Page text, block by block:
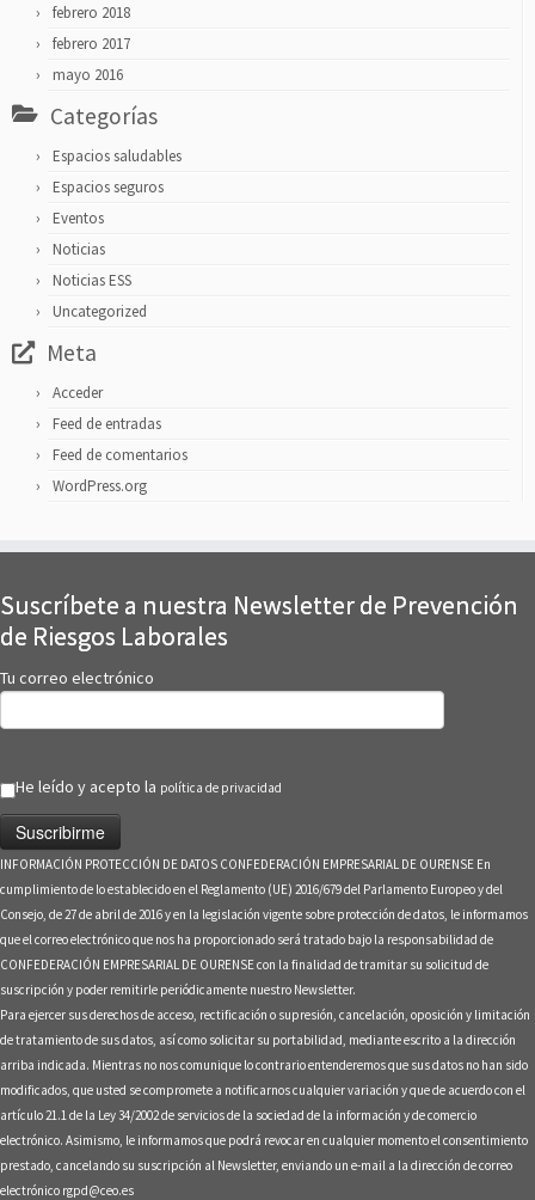
febrero 2018
febrero 2017
mayo 2016
Categorías
Espacios saludables
Espacios seguros
Eventos
Noticias
Noticias ESS
Uncategorized
Meta
Acceder
Feed de entradas
Feed de comentarios
WordPress.org
Suscríbete a nuestra Newsletter de Prevención
de Riesgos Laborales
Tu correo electrónico
He leído y acepto la política de privacidad
INFORMACIÓN PROTECCIÓN DE DATOS CONFEDERACIÓN EMPRESARIAL DE OURENSE En
cumplimiento de lo establecido en el Reglamento (UE) 2016/679 del Parlamento Europeo y del
Consejo, de 27 de abril de 2016 y en la legislación vigente sobre protección de datos, le informamos
que el correo electrónico que nos ha proporcionado será tratado bajo la responsabilidad de
CONFEDERACIÓN EMPRESARIAL DE OURENSE con la finalidad de tramitar su solicitud de
suscripción y poder remitirle periódicamente nuestro Newsletter.
Para ejercer sus derechos de acceso, rectificación o supresión, cancelación, oposición y limitación
de tratamiento de sus datos, así como solicitar su portabilidad, mediante escrito a la dirección
arriba indicada. Mientras no nos comunique lo contrario entenderemos que sus datos no han sido
modificados, que usted se compromete a notificarnos cualquier variación y que de acuerdo con el
artículo 21.1 de la Ley 34/2002 de servicios de la sociedad de la información y de comercio
electrónico. Asimismo, le informamos que podrá revocar en cualquier momento el consentimiento
prestado, cancelando su suscripción al Newsletter, enviando un e-mail a la dirección de correo
electrónico rgpd@ceo.es